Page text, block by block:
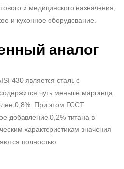
и медицинского назначения,
и кухонное оборудование.
аналог
430 является сталь с
чуть меньше марганца
0,8%. При этом ГОСТ
добавление 0,2% титана в
характеристикам значения
полностью